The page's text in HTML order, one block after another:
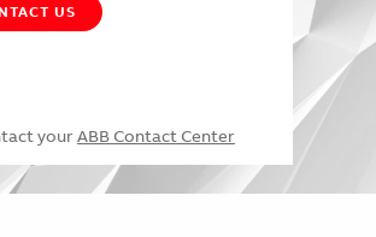
US
your ABB Contact Center